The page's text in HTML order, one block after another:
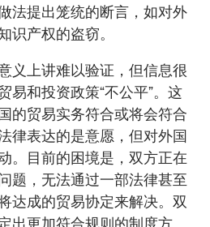
法提出笼统的断言，如对外
识产权的盗窃。
义上讲难以验证，但信息很
易和投资政策“不公平”。这
的贸易实务符合或将会符合
律表达的是意愿，但对外国
。目前的困境是，双方正在
题，无法通过一部法律甚至
达成的贸易协定来解决。双